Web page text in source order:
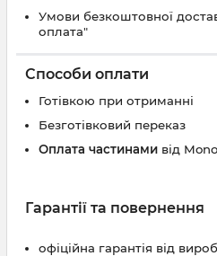
Умови безкоштовної
оплата"
Способи оплати
Готівкою при отриманні
Безготівковий переказ
Оплата частинами від
Гарантії та повернення
офіційна гарантія від